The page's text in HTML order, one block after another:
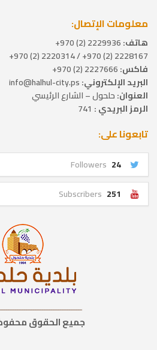
معلومات الإتصال:
هاتف:
2228167 (2) 970+ / 2220314 (2) 970+
فاكس:
البريد الإلكتروني:
العنوان:حلحول – الشارع الرئيسي
الرمز البريدي :
تابعونا على:
24
Followers
251
Subscribers
جميع الحقوق محفوظة